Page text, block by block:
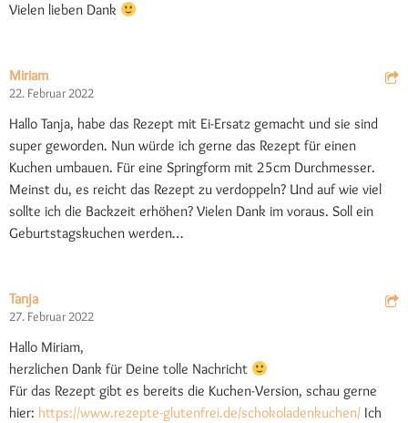
Vielen lieben Dank
Miriam
22. Februar 2022
Hallo Tanja, habe das Rezept mit Ei-Ersatz gemacht und sie sind
super geworden. Nun würde ich gerne das Rezept für einen
Kuchen umbauen. Für eine Springform mit 25cm Durchmesser.
Meinst du, es reicht das Rezept zu verdoppeln? Und auf wie viel
sollte ich die Backzeit erhöhen? Vielen Dank im voraus. Soll ein
Geburtstagskuchen werden…
Tanja
27. Februar 2022
Hallo Miriam,
herzlichen Dank für Deine tolle Nachricht
Für das Rezept gibt es bereits die Kuchen-Version, schau gerne
hier: https://www.rezepte-glutenfrei.de/schokoladenkuchen/ Ich